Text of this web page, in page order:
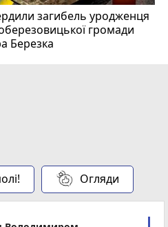
загибель уродженця
громади
Березка
Огляди